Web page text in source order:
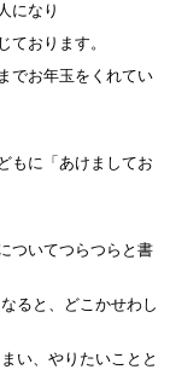
になり
ております。
でお年玉をくれてい
もに「あけましてお
ついてつらつらと書
ると、どこかせわし
い、やりたいことと